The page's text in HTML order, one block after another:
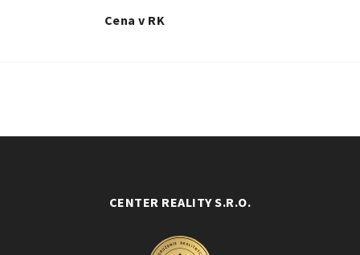
Cena v RK
CENTER REALITY S.R.O.